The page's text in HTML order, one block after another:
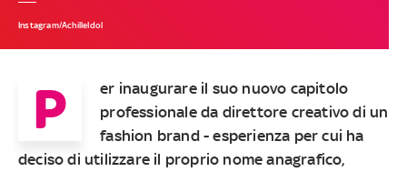
Instagram/AchilleIdol
P
er inaugurare il suo nuovo capitolo
professionale da direttore creativo di un
fashion brand - esperienza per cui ha
deciso di utilizzare il proprio nome anagrafico,